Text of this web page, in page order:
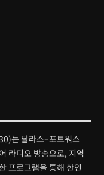
는 달라스–포트워스
라디오 방송으로, 지역
프로그램을 통해 한인